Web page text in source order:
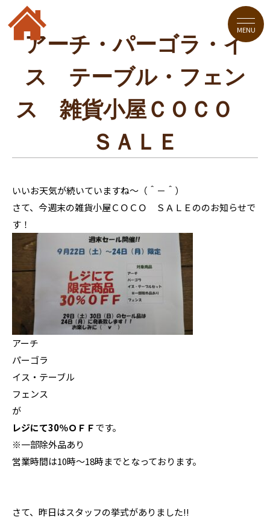
MENU
アーチ・パーゴラ・イ
ス テーブル・フェン
ス 雑貨小屋ＣＯＣＯ
ＳＡＬＥ
いいお天気が続いていますね～（＾－＾）
さて、今週末の雑貨小屋ＣＯＣＯ ＳＡＬＥののお知らせで
す！
アーチ
パーゴラ
イス・テーブル
フェンス
が
レジにて30％ＯＦＦです。
※一部除外品あり
営業時間は10時～18時までとなっております。
さて、昨日はスタッフの挙式がありました!!